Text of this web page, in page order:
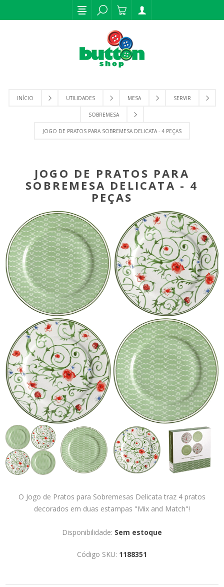
INÍCIO UTILIDADES MESA SERVIR
SOBREMESA
JOGO DE PRATOS PARA SOBREMESA DELICATA - 4 PEÇAS
JOGO DE PRATOS PARA
SOBREMESA DELICATA - 4
PEÇAS
O Jogo de Pratos para Sobremesas Delicata traz 4 pratos
decorados em duas estampas "Mix and Match"!
Disponibilidade: Sem estoque
Código SKU: 1188351